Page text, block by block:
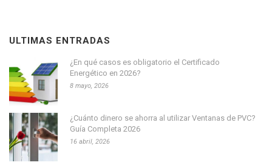
ULTIMAS ENTRADAS
¿En qué casos es obligatorio el Certificado
Energético en 2026?
8 mayo, 2026
¿Cuánto dinero se ahorra al utilizar Ventanas de PVC?
Guía Completa 2026
16 abril, 2026